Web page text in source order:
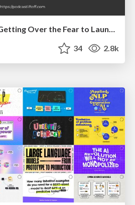
I Don’t Have Time: Getting Over the Fear to Launch Your Podcast
34 2.8k